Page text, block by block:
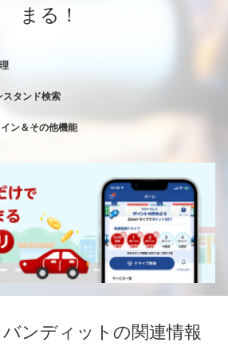
まる！
スタンド検索
ン＆その他機能
ンディットの関連情報